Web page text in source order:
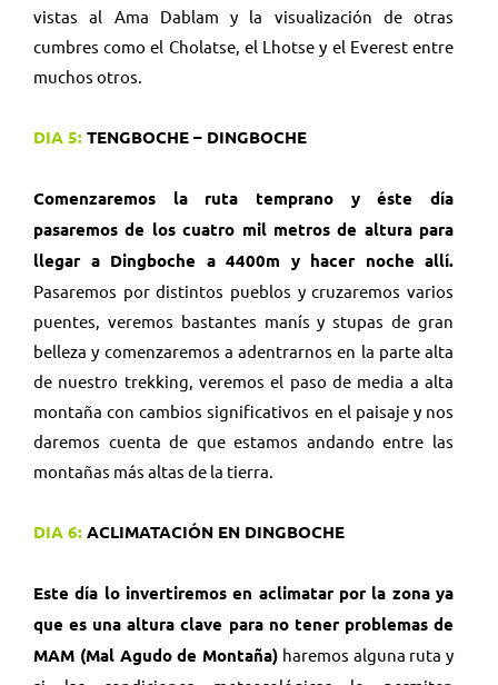
vistas al Ama Dablam y la visualización de otras
cumbres como el Cholatse, el Lhotse y el Everest entre
muchos otros.
DIA 5: TENGBOCHE – DINGBOCHE
Comenzaremos la ruta temprano y éste día
pasaremos de los cuatro mil metros de altura para
llegar a Dingboche a 4400m y hacer noche allí.
Pasaremos por distintos pueblos y cruzaremos varios
puentes, veremos bastantes manís y stupas de gran
belleza y comenzaremos a adentrarnos en la parte alta
de nuestro trekking, veremos el paso de media a alta
montaña con cambios significativos en el paisaje y nos
daremos cuenta de que estamos andando entre las
montañas más altas de la tierra.
DIA 6: ACLIMATACIÓN EN DINGBOCHE
Este día lo invertiremos en aclimatar por la zona ya
que es una altura clave para no tener problemas de
MAM (Mal Agudo de Montaña) haremos alguna ruta y